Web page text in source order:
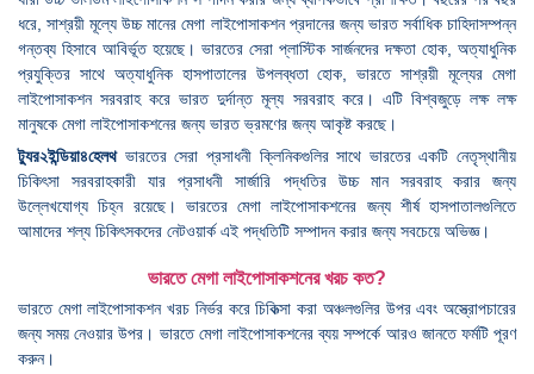
ধরে, সাশ্রয়ী মূল্যে উচ্চ মানের মেগা লাইপোসাকশন প্রদানের জন্য ভারত সর্বাধিক চাহিদাসম্পন্ন
গন্তব্য হিসাবে আবির্ভূত হয়েছে। ভারতের সেরা প্লাস্টিক সার্জনদের দক্ষতা হোক, অত্যাধুনিক
প্রযুক্তির সাথে অত্যাধুনিক হাসপাতালের উপলব্ধতা হোক, ভারতে সাশ্রয়ী মূল্যের মেগা
লাইপোসাকশন সরবরাহ করে ভারত দুর্দান্ত মূল্য সরবরাহ করে। এটি বিশ্বজুড়ে লক্ষ লক্ষ
মানুষকে মেগা লাইপোসাকশনের জন্য ভারত ভ্রমণের জন্য আকৃষ্ট করছে।
ট্যুর২ইন্ডিয়া৪হেলথভারতের সেরা প্রসাধনী ক্লিনিকগুলির সাথে ভারতের একটি নেতৃস্থানীয়
চিকিৎসা সরবরাহকারী যার প্রসাধনী সার্জারি পদ্ধতির উচ্চ মান সরবরাহ করার জন্য
উল্লেখযোগ্য চিহ্ন রয়েছে। ভারতের মেগা লাইপোসাকশনের জন্য শীর্ষ হাসপাতালগুলিতে
আমাদের শল্য চিকিৎসকদের নেটওয়ার্ক এই পদ্ধতিটি সম্পাদন করার জন্য সবচেয়ে অভিজ্ঞ।
ভারতে মেগা লাইপোসাকশনের খরচ কত?
ভারতে মেগা লাইপোসাকশন খরচ নির্ভর করে চিকিত্সা করা অঞ্চলগুলির উপর এবং অস্ত্রোপচারের
জন্য সময় নেওয়ার উপর। ভারতে মেগা লাইপোসাকশনের ব্যয় সম্পর্কে আরও জানতে ফর্মটি পূরণ
করুন।